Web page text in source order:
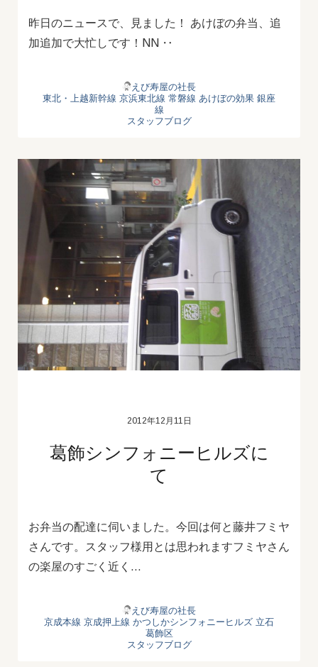
昨日のニュースで、見ました！ あけぼの弁当、追
加追加で大忙しです！NN ‥
えび寿屋の社長
東北・上越新幹線 京浜東北線 常磐線 あけぼの効果 銀座
線
スタッフブログ
2012年12月11日
葛飾シンフォニーヒルズに
て
お弁当の配達に伺いました。今回は何と藤井フミヤ
さんです。スタッフ様用とは思われますフミヤさん
の楽屋のすごく近く…
えび寿屋の社長
京成本線 京成押上線 かつしかシンフォニーヒルズ 立石
葛飾区
スタッフブログ